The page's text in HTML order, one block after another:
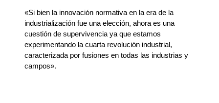
«Si bien la innovación normativa en la era de la
industrialización fue una elección, ahora es una
cuestión de supervivencia ya que estamos
experimentando la cuarta revolución industrial,
caracterizada por fusiones en todas las industrias y
campos».